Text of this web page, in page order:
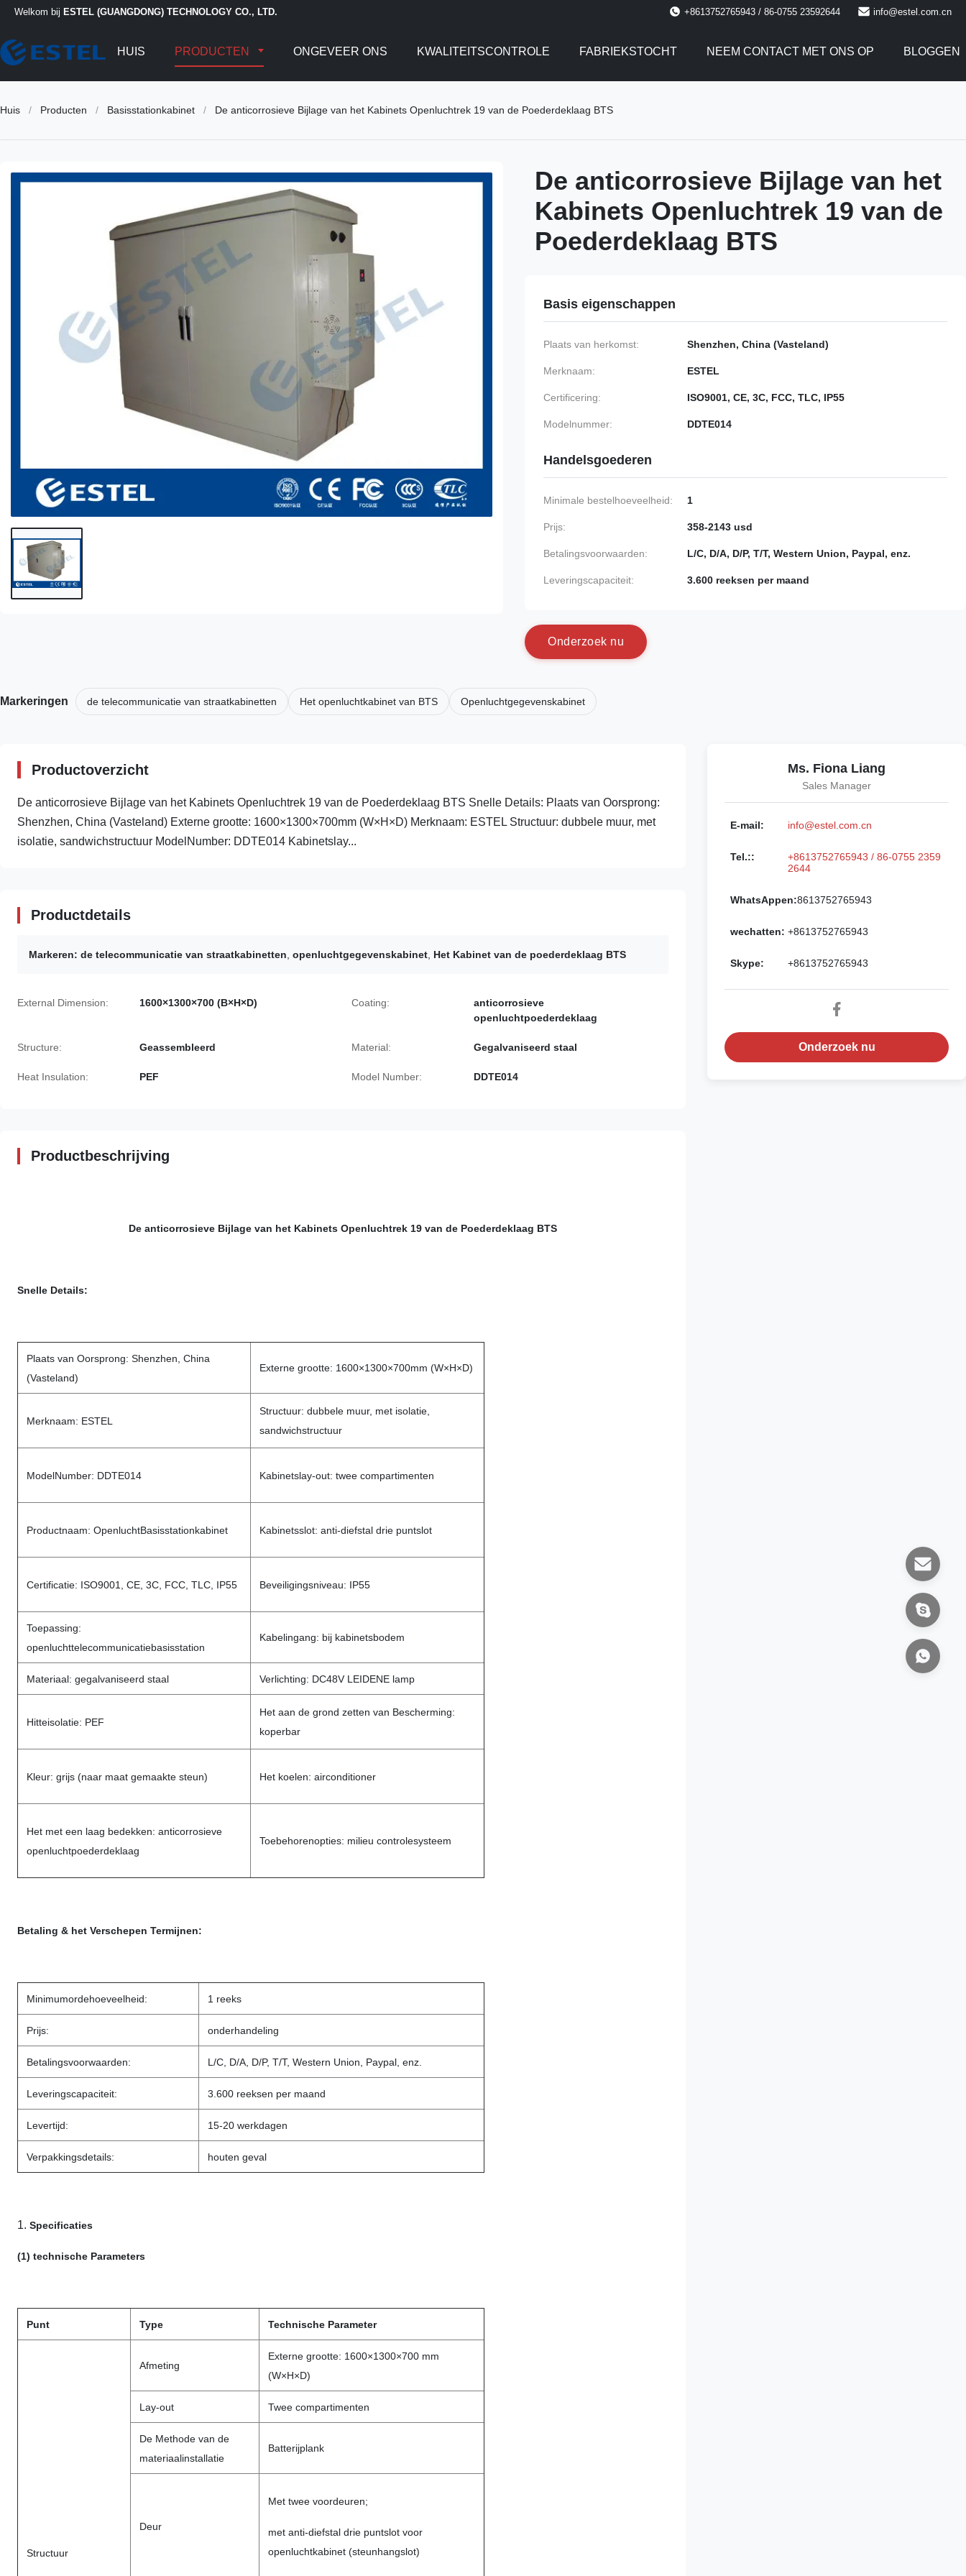
Welkom bij ESTEL (GUANGDONG) TECHNOLOGY CO., LTD. +8613752765943 / 86-0755 23592644 info@estel.com.cn
HUIS PRODUCTEN ONGEVEER ONS KWALITEITSCONTROLE FABRIEKSTOCHT NEEM CONTACT MET ONS OP BLOGGEN
Huis / Producten / Basisstationkabinet / De anticorrosieve Bijlage van het Kabinets Openluchtrek 19 van de Poederdeklaag BTS
De anticorrosieve Bijlage van het
Kabinets Openluchtrek 19 van de
Poederdeklaag BTS
Basis eigenschappen
Plaats van herkomst: Shenzhen, China (Vasteland)
Merknaam: ESTEL
Certificering: ISO9001, CE, 3C, FCC, TLC, IP55
Modelnummer: DDTE014
Handelsgoederen
Minimale bestelhoeveelheid: 1
Prijs: 358-2143 usd
Betalingsvoorwaarden: L/C, D/A, D/P, T/T, Western Union, Paypal, enz.
Leveringscapaciteit: 3.600 reeksen per maand
Onderzoek nu
Markeringen de telecommunicatie van straatkabinetten Het openluchtkabinet van BTS Openluchtgegevenskabinet
Productoverzicht
De anticorrosieve Bijlage van het Kabinets Openluchtrek 19 van de Poederdeklaag BTS Snelle Details: Plaats van Oorsprong:
Shenzhen, China (Vasteland) Externe grootte: 1600×1300×700mm (W×H×D) Merknaam: ESTEL Structuur: dubbele muur, met
isolatie, sandwichstructuur ModelNumber: DDTE014 Kabinetslay...
Productdetails
Markeren: de telecommunicatie van straatkabinetten openluchtgegevenskabinet Het Kabinet van de poederdeklaag BTS
External Dimension: 1600×1300×700 (B×H×D) Coating:
anticorrosieve
openluchtpoederdeklaag
Structure: Geassembleerd Material: Gegalvaniseerd staal
Heat Insulation: PEF Model Number: DDTE014
Productbeschrijving
De anticorrosieve Bijlage van het Kabinets Openluchtrek 19 van de Poederdeklaag BTS
Snelle Details:
Plaats van Oorsprong: Shenzhen, China
(Vasteland)
Externe grootte: 1600×1300×700mm (W×H×D)
Merknaam: ESTEL
Structuur: dubbele muur, met isolatie,
sandwichstructuur
ModelNumber: DDTE014 Kabinetslay-out: twee compartimenten
Productnaam: OpenluchtBasisstationkabinet Kabinetsslot: anti-diefstal drie puntslot
Certificatie: ISO9001, CE, 3C, FCC, TLC, IP55 Beveiligingsniveau: IP55
Toepassing:
openluchttelecommunicatiebasisstation
Kabelingang: bij kabinetsbodem
Materiaal: gegalvaniseerd staal Verlichting: DC48V LEIDENE lamp
Hitteisolatie: PEF
Het aan de grond zetten van Bescherming:
koperbar
Kleur: grijs (naar maat gemaakte steun) Het koelen: airconditioner
Het met een laag bedekken: anticorrosieve
openluchtpoederdeklaag
Toebehorenopties: milieu controlesysteem
Betaling & het Verschepen Termijnen:
Minimumordehoeveelheid: 1 reeks
Prijs: onderhandeling
Betalingsvoorwaarden: L/C, D/A, D/P, T/T, Western Union, Paypal, enz.
Leveringscapaciteit: 3.600 reeksen per maand
Levertijd: 15-20 werkdagen
Verpakkingsdetails: houten geval
1. Specificaties
(1) technische Parameters
Punt Type Technische Parameter
Structuur
Afmeting
Externe grootte: 1600×1300×700 mm
(W×H×D)
Lay-out Twee compartimenten
De Methode van de
materiaalinstallatie
Batterijplank
Deur
Met twee voordeuren;
met anti-diefstal drie puntslot voor
openluchtkabinet (steunhangslot)
Ms. Fiona Liang
Sales Manager
E-mail: info@estel.com.cn
Tel.::
+8613752765943 / 86-0755 2359
2644
WhatsAppen:8613752765943
wechatten: +8613752765943
Skype: +8613752765943
Onderzoek nu